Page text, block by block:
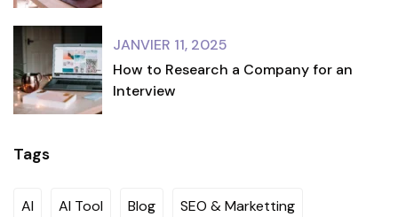
JANVIER 11, 2025
How to Research a Company for an
Interview
Tags
AI AI Tool Blog SEO & Marketting